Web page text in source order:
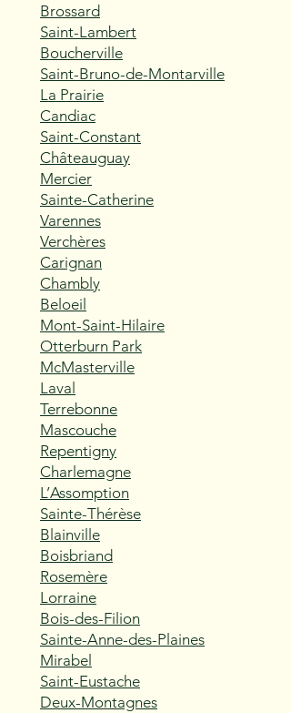
Brossard
Saint-Lambert
Boucherville
Saint-Bruno-de-Montarville
La Prairie
Candiac
Saint-Constant
Châteauguay
Mercier
Sainte-Catherine
Varennes
Verchères
Carignan
Chambly
Beloeil
Mont-Saint-Hilaire
Otterburn Park
McMasterville
Laval
Terrebonne
Mascouche
Repentigny
Charlemagne
L’Assomption
Sainte-Thérèse
Blainville
Boisbriand
Rosemère
Lorraine
Bois-des-Filion
Sainte-Anne-des-Plaines
Mirabel
Saint-Eustache
Deux-Montagnes